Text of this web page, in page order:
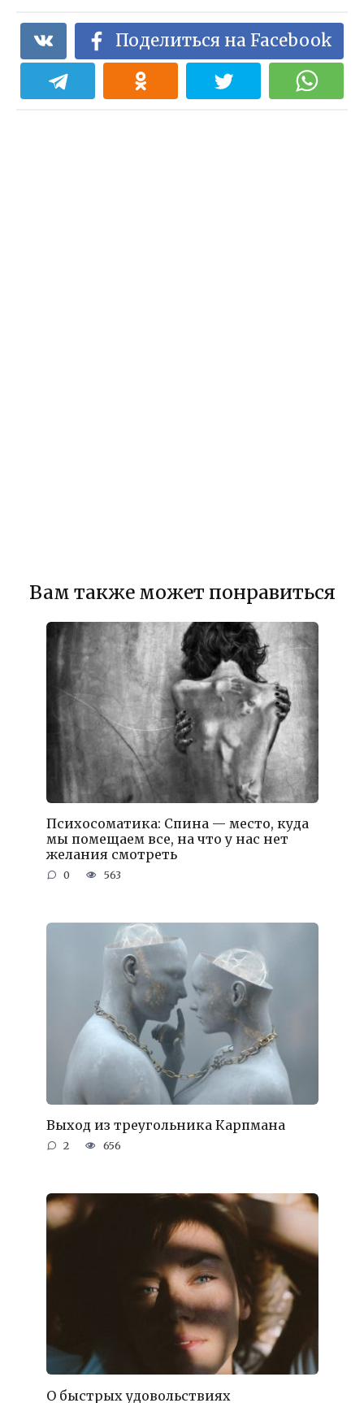
Поделиться на Facebook
Вам также может понравиться
Психосоматика: Спина — место, куда
мы помещаем все, на что у нас нет
желания смотреть
0 563
Выход из треугольника Карпмана
2 656
О быстрых удовольствиях